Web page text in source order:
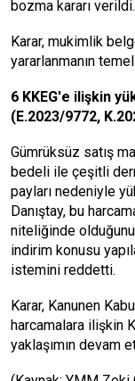
bozma kararı verildi.
Karar, mukimlik
ya­rarlanmanın
6 KKEG'e ilişkin
(E.2023/9772,
Gümrüksüz satış
bedeli ile çeşitli
payları nedeniyle
Danıştay, bu
niteliğinde
indirim konusu
istemini reddetti.
Karar, Kanunen
harcamalara ilişkin
yaklaşımın de­vam